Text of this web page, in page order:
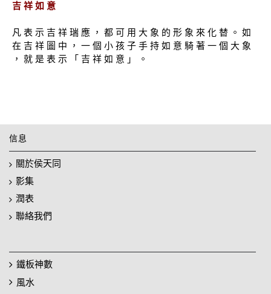
吉 祥 如 意
凡 表 示 吉 祥 瑞 應 ， 都 可 用 大 象 的 形 象 來 化 替 。 如
在 吉 祥 圖 中 ， 一 個 小 孩 子 手 持 如 意 騎 著 一 個 大 象
， 就 是 表 示 「 吉 祥 如 意 」 。
信息
關於侯天同
影集
潤表
聯絡我們
鐵板神數
風水